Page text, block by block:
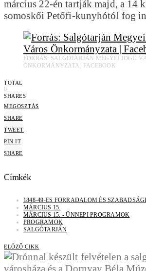
március 22-én tartják majd, a 14
somoskői Petőfi-kunyhótól fog
FORRÁS: SALGÓTARJÁN MEGYEI JOGÚ
ÖNKORMÁNYZATA | FACEBOOK
TOTAL
0
SHARES
MEGOSZTÁS
SHARE
TWEET
PIN IT
SHARE
Címkék
1848-49-ES FORRADALOM ÉS
MÁRCIUS 15.
MÁRCIUS 15. - ÜNNEPI PROGRAMOK
PROGRAMOK
SALGÓTARJÁN
ELŐZŐ CIKK